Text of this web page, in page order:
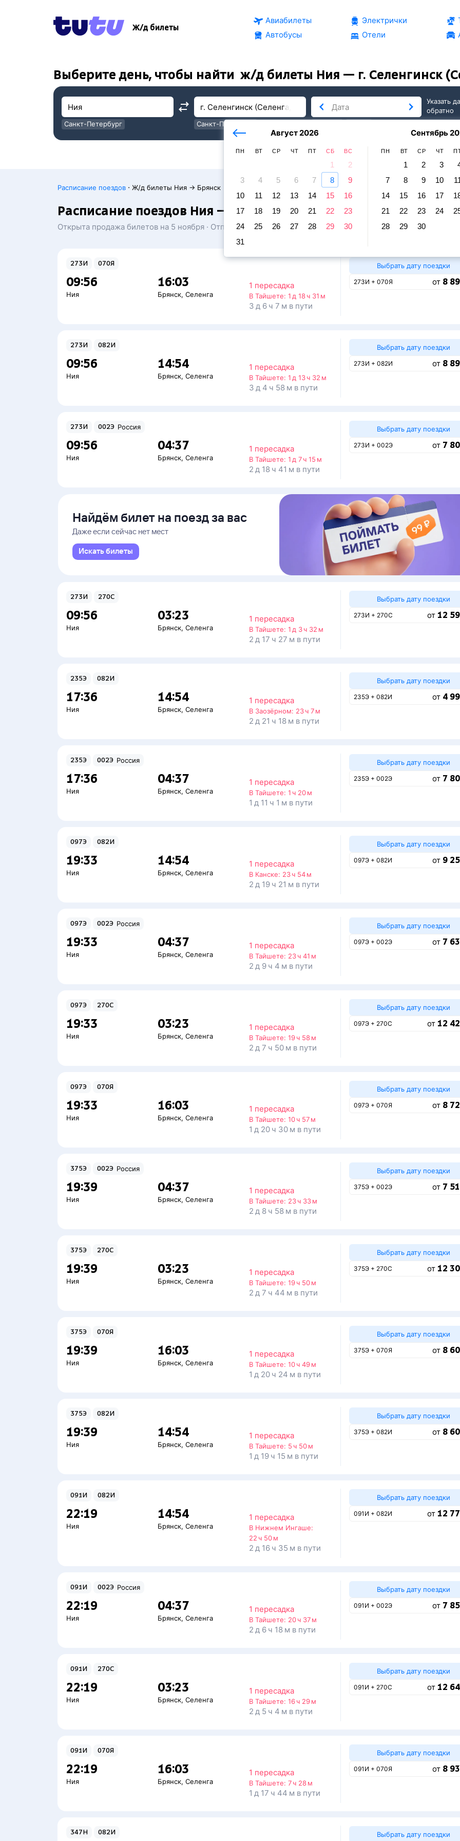
Ж/д билеты
Авиабилеты
Автобусы
Электрички
Отели
Выберите день, чтобы найти ж/д билеты Ния — г. Селенгинск
Санкт-Петербург
Санкт-Петербург
Август 2026
ПН ВТ СР ЧТ ПТ СБ ВС
1
2
3
4 5 6 7 8
9
10
11 12 13 14 15
16
17
18 19 20 21 22
23
24
25 26 27 28 29
30
31
Сентябрь
ПН ВТ СР ЧТ
1 2 3
7
8 9 10
14
15 16 17
21
22 23 24
28
29 30
послезавтра
Указать
обратно
Расписание поездов · Ж/д билеты Ния → Брянск
Расписание поездов Ния — г. Селенгинск (Селенга, В.-Сиб.)
Открыта продажа билетов на 5 ноября · Отправление и прибытие по местному времени. Цены за 1
273И 070Я
09:56
Ния
16:03
Брянск,Селенга
1 пересадка
В Тайшете: 1 д 18 ч 31 м
3 д 6 ч 7 м в пути
Выбрать дату поездки
273И + 070Я от 8
273И 082И
09:56
Ния
14:54
Брянск,Селенга
1 пересадка
В Тайшете: 1 д 13 ч 32 м
3 д 4 ч 58 м в пути
Выбрать дату поездки
273И + 082И от 8
273И 002Э Россия
09:56
Ния
04:37
Брянск,Селенга
1 пересадка
В Тайшете: 1 д 7 ч 15 м
2 д 18 ч 41 м в пути
Выбрать дату поездки
273И + 002Э от 7
Найдём билет на поезд за вас
Даже если сейчас нет мест
Искать билеты
273И 270С
09:56
Ния
03:23
Брянск,Селенга
1 пересадка
В Тайшете: 1 д 3 ч 32 м
2 д 17 ч 27 м в пути
Выбрать дату поездки
273И + 270С от 12
235Э 082И
17:36
Ния
14:54
Брянск,Селенга
1 пересадка
В Заозёрном: 23 ч 7 м
2 д 21 ч 18 м в пути
Выбрать дату поездки
235Э + 082И от 4
235Э 002Э Россия
17:36
Ния
04:37
Брянск,Селенга
1 пересадка
В Тайшете: 1 ч 20 м
1 д 11 ч 1 м в пути
Выбрать дату поездки
235Э + 002Э от 7
097Э 082И
19:33
Ния
14:54
Брянск,Селенга
1 пересадка
В Канске: 23 ч 54 м
2 д 19 ч 21 м в пути
Выбрать дату поездки
097Э + 082И от 9
097Э 002Э Россия
19:33
Ния
04:37
Брянск,Селенга
1 пересадка
В Тайшете: 23 ч 41 м
2 д 9 ч 4 м в пути
Выбрать дату поездки
097Э + 002Э от 7
097Э 270С
19:33
Ния
03:23
Брянск,Селенга
1 пересадка
В Тайшете: 19 ч 58 м
2 д 7 ч 50 м в пути
Выбрать дату поездки
097Э + 270С от 12
097Э 070Я
19:33
Ния
16:03
Брянск,Селенга
1 пересадка
В Тайшете: 10 ч 57 м
1 д 20 ч 30 м в пути
Выбрать дату поездки
097Э + 070Я от 8
375Э 002Э Россия
19:39
Ния
04:37
Брянск,Селенга
1 пересадка
В Тайшете: 23 ч 33 м
2 д 8 ч 58 м в пути
Выбрать дату поездки
375Э + 002Э от 7
375Э 270С
19:39
Ния
03:23
Брянск,Селенга
1 пересадка
В Тайшете: 19 ч 50 м
2 д 7 ч 44 м в пути
Выбрать дату поездки
375Э + 270С от 12
375Э 070Я
19:39
Ния
16:03
Брянск,Селенга
1 пересадка
В Тайшете: 10 ч 49 м
1 д 20 ч 24 м в пути
Выбрать дату поездки
375Э + 070Я от 8
375Э 082И
19:39
Ния
14:54
Брянск,Селенга
1 пересадка
В Тайшете: 5 ч 50 м
1 д 19 ч 15 м в пути
Выбрать дату поездки
375Э + 082И от 8
091И 082И
22:19
Ния
14:54
Брянск,Селенга
1 пересадка
В Нижнем Ингаше:
22 ч 50 м
2 д 16 ч 35 м в пути
Выбрать дату поездки
091И + 082И от 12
091И 002Э Россия
22:19
Ния
04:37
Брянск,Селенга
1 пересадка
В Тайшете: 20 ч 37 м
2 д 6 ч 18 м в пути
Выбрать дату поездки
091И + 002Э от 7
091И 270С
22:19
Ния
03:23
Брянск,Селенга
1 пересадка
В Тайшете: 16 ч 29 м
2 д 5 ч 4 м в пути
Выбрать дату поездки
091И + 270С от 12
091И 070Я
22:19
Ния
16:03
Брянск,Селенга
1 пересадка
В Тайшете: 7 ч 28 м
1 д 17 ч 44 м в пути
Выбрать дату поездки
091И + 070Я от 8
347Н 082И Выбрать дату поездки